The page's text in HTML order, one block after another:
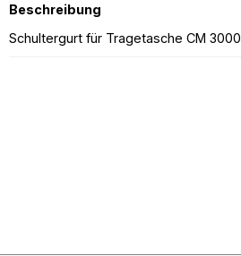
Beschreibung
Schultergurt für Tragetasche CM 3000